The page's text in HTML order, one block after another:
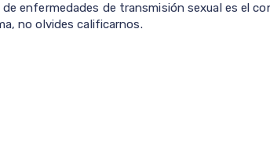
enfermedades de transmisión sexual es el
no olvides calificarnos.